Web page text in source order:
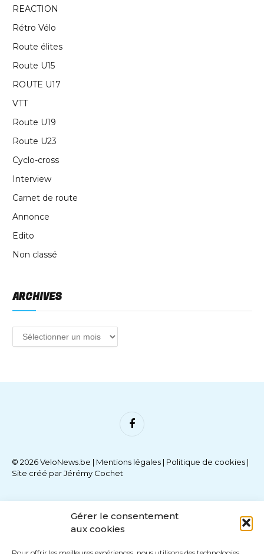
Gérer le consentement
aux cookies
REACTION
Rétro Vélo
Route élites
Route U15
ROUTE U17
VTT
Route U19
Route U23
Cyclo-cross
Interview
Carnet de route
Annonce
Edito
Non classé
ARCHIVES
Facebook
© 2026 VeloNews.be | Mentions légales | Politique de cookies |
Site créé parJérémy Cochet